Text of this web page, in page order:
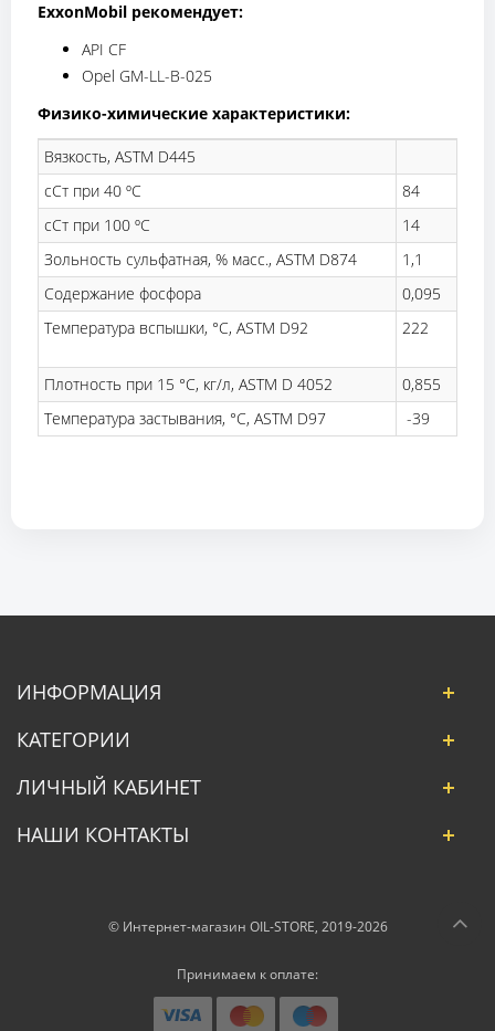
ExxonMobil рекомендует:
API CF
Opel GM-LL-B-025
Физико-химические характеристики:
Вязкость, ASTM D445
сСт при 40 ºC
84
сСт при 100 ºC
14
Зольность сульфатная, % масс., ASTM D874
1,1
Содержание фосфора
0,095
Температура вспышки, °C, ASTM D92
222
Плотность при 15 °C, кг/л, ASTM D 4052
0,855
Температура застывания, °C, ASTM D97
-39
ИНФОРМАЦИЯ
КАТЕГОРИИ
ЛИЧНЫЙ КАБИНЕТ
НАШИ КОНТАКТЫ
© Интернет-магазин OIL-STORE, 2019-2026
Принимаем к оплате: